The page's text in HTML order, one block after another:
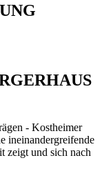
- Kostheimer
ineinandergreifende
zeigt und sich nach